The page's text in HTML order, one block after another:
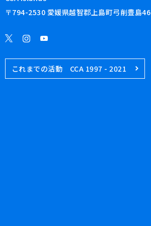
〒794-2530 愛媛県越智郡上島町弓削豊島46
これまでの活動 CCA 1997 - 2021